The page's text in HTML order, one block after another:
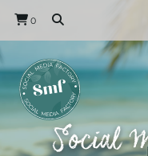
0
Social